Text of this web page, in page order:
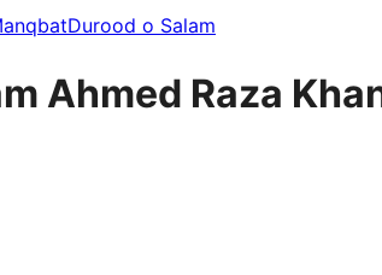
Durood o Salam
Ahmed Raza